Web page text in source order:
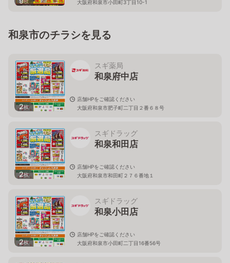
大阪府和泉市小田町3丁目10-1
和泉市のチラシを見る
2枚
スギ薬局
和泉府中店
店舗HPをご確認ください
大阪府和泉市肥子町二丁目２番６８号
2枚
スギドラッグ
和泉和田店
店舗HPをご確認ください
大阪府和泉市和田町２７６番地１
2枚
スギドラッグ
和泉小田店
店舗HPをご確認ください
大阪府和泉市小田町二丁目16番56号